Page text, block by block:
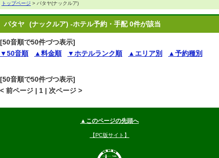
トップページ > パタヤ(ナックルア)
パタヤ (ナックルア) -ホテル予約・手配 0件が該当
[50音順で50件づつ表示]
▼50音順
▲料金順 ▼ホテルランク順 ▲エリア別 ▲予約種別
[50音順で50件づつ表示]
< 前ページ | 1 | 次ページ >
▲このページの先頭へ
【PC版サイト】